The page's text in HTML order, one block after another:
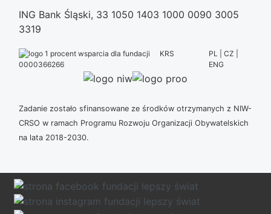
ING Bank Śląski, 33 1050 1403 1000 0090 3005
3319
KRS
0000366266
PL | CZ |
ENG
Zadanie zostało sfinansowane ze środków otrzymanych z NIW-
CRSO w ramach Programu Rozwoju Organizacji Obywatelskich
na lata 2018-2030.